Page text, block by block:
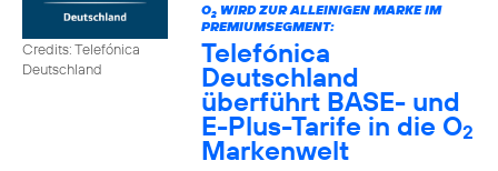
Credits: Telefónica
Deutschland
O2WIRD ZUR ALLEINIGEN MARKE IM
PREMIUMSEGMENT:
Telefónica
Deutschland
überführt BASE- und
E-Plus-Tarife in die O2
Markenwelt